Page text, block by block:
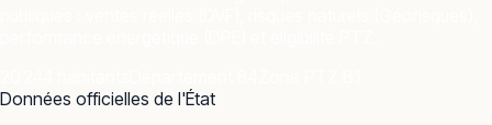
Données officielles de l'État